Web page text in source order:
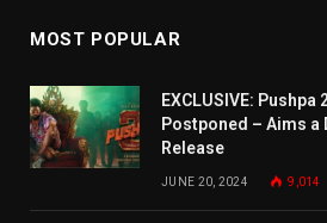
MOST POPULAR
EXCLUSIVE: Pushpa
Postponed – Aims a
Release
JUNE 20, 2024 9,014